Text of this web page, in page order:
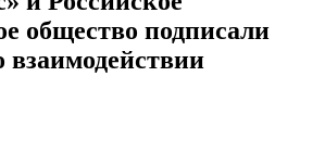
общество подписали
взаимодействии